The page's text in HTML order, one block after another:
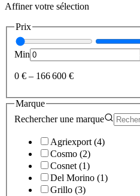
Affiner votre sélection
Prix
Min
0 € – 166 600 €
Marque
Rechercher une marque
Agriexport (4)
Cosmo (2)
Cosnet (1)
Del Morino (1)
Grillo (3)